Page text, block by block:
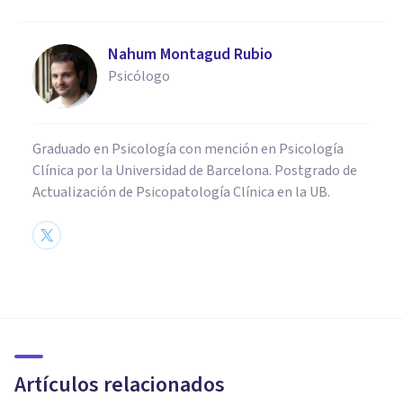
Nahum Montagud Rubio
Psicólogo
Graduado en Psicología con mención en Psicología
Clínica por la Universidad de Barcelona. Postgrado de
Actualización de Psicopatología Clínica en la UB.
Artículos relacionados
funcionamiento